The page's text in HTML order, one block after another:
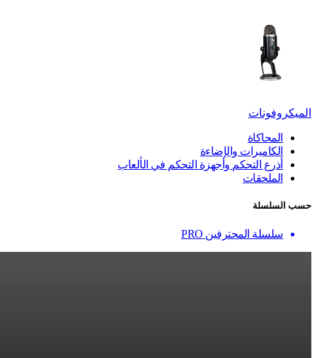
الميكروفونات
المحاكاة
الكاميرات والإضاءة
أذرع التحكم وأجهزة التحكم في الألعاب
الملحقات
حسب السلسلة
سلسلة المحترفين PRO